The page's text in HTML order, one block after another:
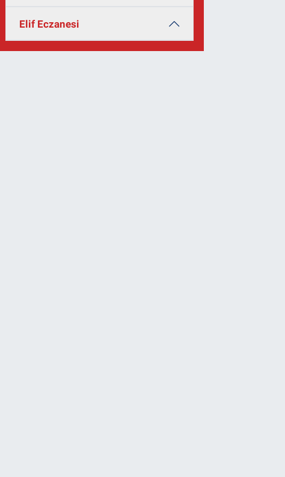
Elif Eczanesi